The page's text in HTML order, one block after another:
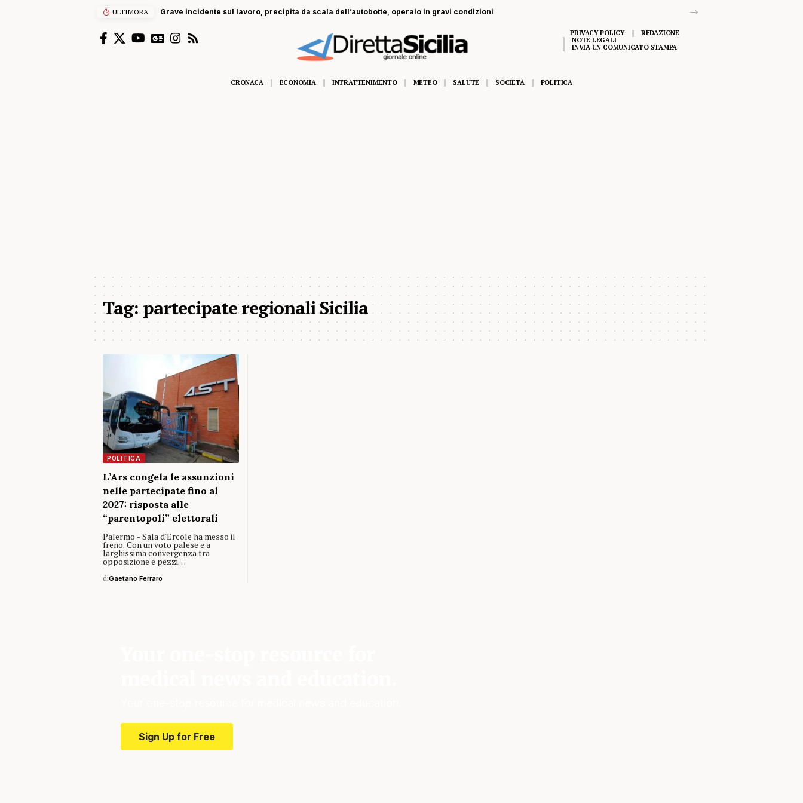
ULTIMORA
Grave incidente sul lavoro, precipita da scala dell’autobotte, operaio in gravi condizioni
PRIVACY POLICY
REDAZIONE
NOTE LEGALI
INVIA UN COMUNICATO STAMPA
CRONACA ECONOMIA INTRATTENIMENTO METEO SALUTE SOCIETÀ POLITICA
Tag:partecipate regionali Sicilia
POLITICA
L’Ars congela le assunzioni
nelle partecipate fino al
2027: risposta alle
“parentopoli” elettorali
Palermo - Sala d'Ercole ha messo il
freno. Con un voto palese e a
larghissima convergenza tra
opposizione e pezzi…
diGaetano Ferraro
Sign Up for Free